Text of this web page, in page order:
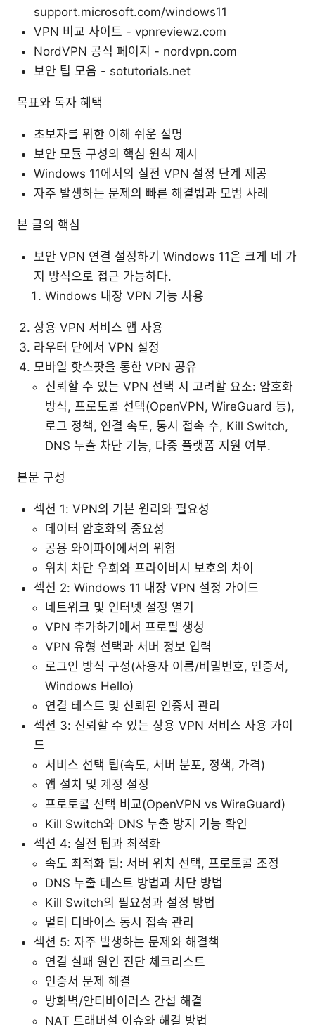
support.microsoft.com/windows11
VPN 비교 사이트 - vpnreviewz.com
NordVPN 공식 페이지 - nordvpn.com
보안 팁 모음 - sotutorials.net
목표와 독자 혜택
초보자를 위한 이해 쉬운 설명
보안 모듈 구성의 핵심 원칙 제시
Windows 11에서의 실전 VPN 설정 단계 제공
자주 발생하는 문제의 빠른 해결법과 모범 사례
본 글의 핵심
보안 VPN 연결 설정하기 Windows 11은 크게 네 가
지 방식으로 접근 가능하다.
Windows 내장 VPN 기능 사용
상용 VPN 서비스 앱 사용
라우터 단에서 VPN 설정
모바일 핫스팟을 통한 VPN 공유
신뢰할 수 있는 VPN 선택 시 고려할 요소: 암호화
방식, 프로토콜 선택(OpenVPN, WireGuard 등),
로그 정책, 연결 속도, 동시 접속 수, Kill Switch,
DNS 누출 차단 기능, 다중 플랫폼 지원 여부.
본문 구성
섹션 1: VPN의 기본 원리와 필요성
데이터 암호화의 중요성
공용 와이파이에서의 위험
위치 차단 우회와 프라이버시 보호의 차이
섹션 2: Windows 11 내장 VPN 설정 가이드
네트워크 및 인터넷 설정 열기
VPN 추가하기에서 프로필 생성
VPN 유형 선택과 서버 정보 입력
로그인 방식 구성(사용자 이름/비밀번호, 인증서,
Windows Hello)
연결 테스트 및 신뢰된 인증서 관리
섹션 3: 신뢰할 수 있는 상용 VPN 서비스 사용 가이
드
서비스 선택 팁(속도, 서버 분포, 정책, 가격)
앱 설치 및 계정 설정
프로토콜 선택 비교(OpenVPN vs WireGuard)
Kill Switch와 DNS 누출 방지 기능 확인
섹션 4: 실전 팁과 최적화
속도 최적화 팁: 서버 위치 선택, 프로토콜 조정
DNS 누출 테스트 방법과 차단 방법
Kill Switch의 필요성과 설정 방법
멀티 디바이스 동시 접속 관리
섹션 5: 자주 발생하는 문제와 해결책
연결 실패 원인 진단 체크리스트
인증서 문제 해결
방화벽/안티바이러스 간섭 해결
NAT 트래버설 이슈와 해결 방법